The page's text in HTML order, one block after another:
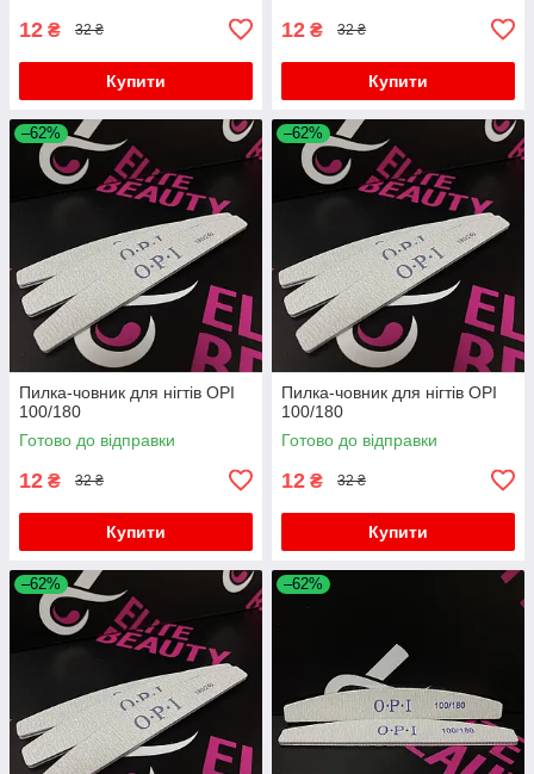
12 ₴ 32 ₴
Купити
12 ₴ 32 ₴
Купити
–62%
Пилка-човник для нігтів OPI
100/180
Готово до відправки
12 ₴ 32 ₴
Купити
–62%
Пилка-човник для нігтів OPI
100/180
Готово до відправки
12 ₴ 32 ₴
Купити
–62% –62%